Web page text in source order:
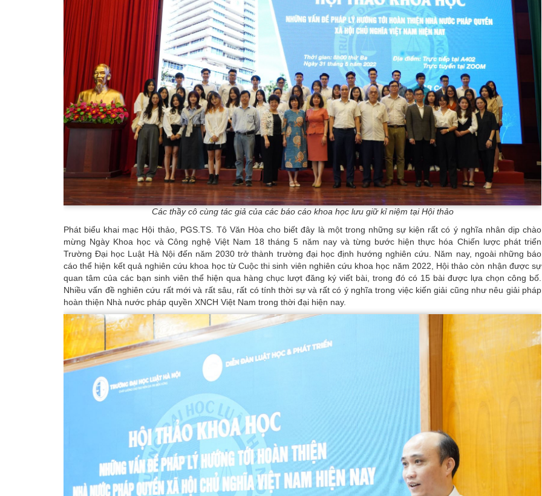
Các thầy cô cùng tác giả của các báo cáo khoa học lưu giữ kỉ niệm tại Hội thảo
Phát biểu khai mạc Hội thảo, PGS.TS. Tô Văn Hòa cho biết đây là một trong những sự kiện rất có ý nghĩa nhân dịp chào
mừng Ngày Khoa học và Công nghệ Việt Nam 18 tháng 5 năm nay và từng bước hiện thực hóa Chiến lược phát triển
Trường Đại học Luật Hà Nội đến năm 2030 trở thành trường đại học định hướng nghiên cứu. Năm nay, ngoài những báo
cáo thể hiện kết quả nghiên cứu khoa học từ Cuộc thi sinh viên nghiên cứu khoa học năm 2022, Hội thảo còn nhận được sự
quan tâm của các bạn sinh viên thể hiện qua hàng chục lượt đăng ký viết bài, trong đó có 15 bài được lựa chọn công bố.
Nhiều vấn đề nghiên cứu rất mới và rất sâu, rất có tính thời sự và rất có ý nghĩa trong việc kiến giải cũng như nêu giải pháp
hoàn thiện Nhà nước pháp quyền XNCH Việt Nam trong thời đại hiện nay.